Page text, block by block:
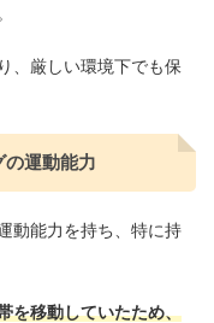
、厳しい環境下でも保
運動能力
動能力を持ち、特に持
を移動していたため、